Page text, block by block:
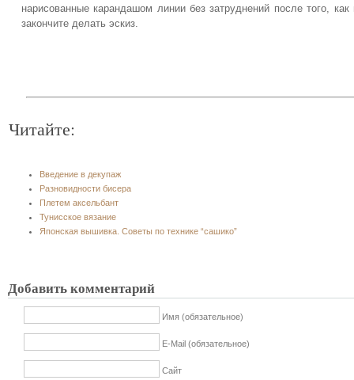
нарисованные карандашом линии без затруднений после того, как
закончите делать эскиз.
Читайте:
Введение в декупаж
Разновидности бисера
Плетем аксельбант
Тунисское вязание
Японская вышивка. Советы по технике “сашико”
Добавить комментарий
Имя (обязательное)
E-Mail (обязательное)
Сайт